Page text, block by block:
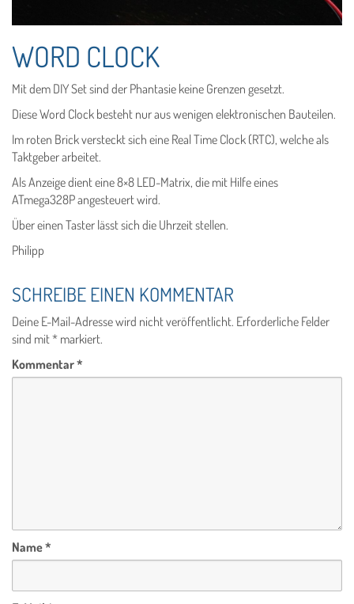
WORD CLOCK
Mit dem DIY Set sind der Phantasie keine Grenzen gesetzt.
Diese Word Clock besteht nur aus wenigen elektronischen Bauteilen.
Im roten Brick versteckt sich eine Real Time Clock (RTC), welche als
Taktgeber arbeitet.
Als Anzeige dient eine 8×8 LED-Matrix, die mit Hilfe eines
ATmega328P angesteuert wird.
Über einen Taster lässt sich die Uhrzeit stellen.
Philipp
SCHREIBE EINEN KOMMENTAR
Deine E-Mail-Adresse wird nicht veröffentlicht. Erforderliche Felder
sind mit* markiert.
Kommentar*
Name*